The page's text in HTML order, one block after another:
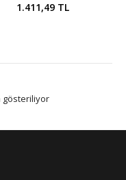
1.411,49 TL
gösteriliyor